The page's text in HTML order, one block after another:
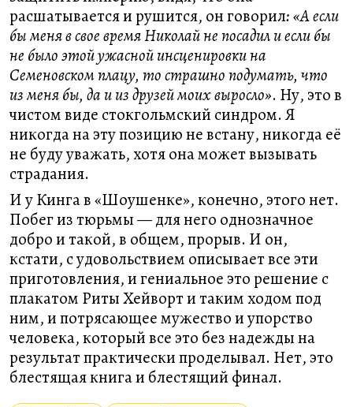
расшатывается и рушится, он говорил: «А если
бы меня в свое время Николай не посадил и если бы
не было этой ужасной инсценировки на
Семеновском плацу, то страшно подумать, что
из меня бы, да и из друзей моих выросло». Ну, это в
чистом виде стокгольмский синдром. Я
никогда на эту позицию не встану, никогда её
не буду уважать, хотя она может вызывать
страдания.
И у Кинга в «Шоушенке», конечно, этого нет.
Побег из тюрьмы — для него однозначное
добро и такой, в общем, прорыв. И он,
кстати, с удовольствием описывает все эти
приготовления, и гениальное это решение с
плакатом Риты Хейворт и таким ходом под
ним, и потрясающее мужество и упорство
человека, который все это без надежды на
результат практически проделывал. Нет, это
блестящая книга и блестящий финал.